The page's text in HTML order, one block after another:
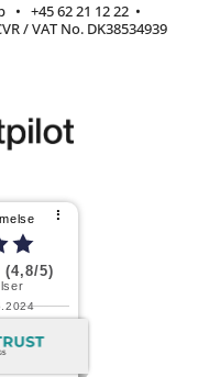
•+45 62 21 12 22 •
/ VAT No. DK38534939
⠇
(4,8/5)